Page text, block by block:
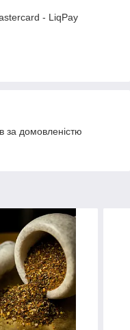
- LiqPay
за домовленістю